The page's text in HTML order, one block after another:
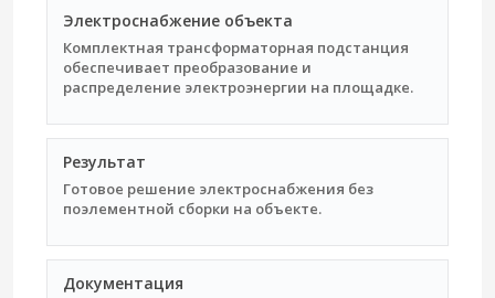
Электроснабжение объекта
Комплектная трансформаторная подстанция
обеспечивает преобразование и
распределение электроэнергии на площадке.
Результат
Готовое решение электроснабжения без
поэлементной сборки на объекте.
Документация